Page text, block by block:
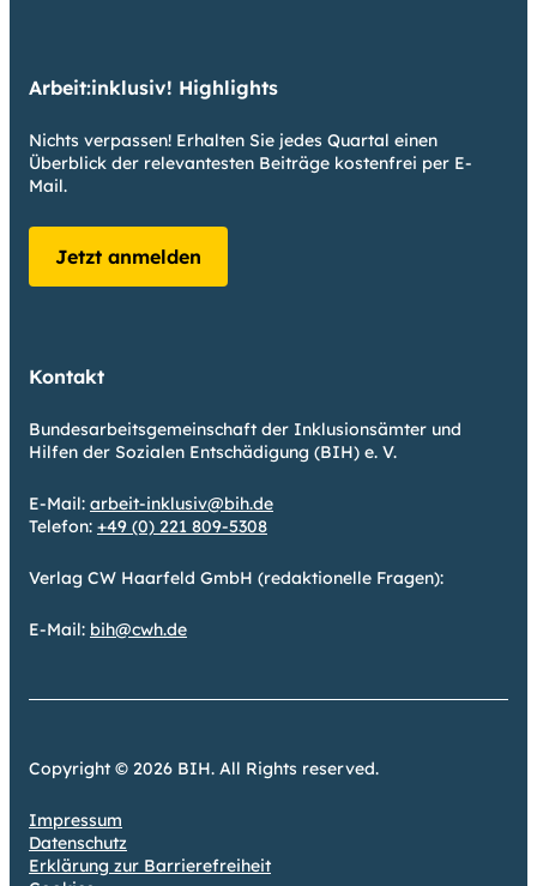
Arbeit:inklusiv! Highlights
Nichts verpassen! Erhalten Sie jedes Quartal einen
Überblick der relevantesten Beiträge kostenfrei per E-
Mail.
Jetzt anmelden
Kontakt
Bundesarbeitsgemeinschaft der Inklusionsämter und
Hilfen der Sozialen Entschädigung (BIH) e. V.
E-Mail: arbeit-inklusiv@bih.de
Telefon: +49 (0) 221 809-5308
Verlag CW Haarfeld GmbH (redaktionelle Fragen):
E-Mail: bih@cwh.de
Copyright © 2026 BIH. All Rights reserved.
Impressum
Datenschutz
Erklärung zur Barrierefreiheit